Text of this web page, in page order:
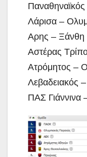
Λάρισα –
Αρης – Ξάνθη
Αστέρας
Ατρόμητος –
Λεβαδειακός
ΠΑΣ